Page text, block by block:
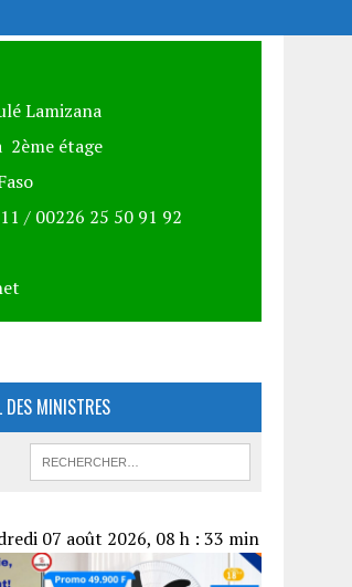
Lamizana
2ème étage
/ 00226 25 50 91 92
DES MINISTRES
07 août 2026, 08 h : 33 min